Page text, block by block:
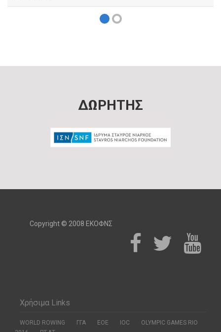
ΔΩΡΗΤΗΣ
Copyright © 2008 ΕΚΟΦΝΣ
Χρήσιμα Links
WORLD ROWING ΓΓΑ ΕΟΕ ΙΟC
OLYMPIC GAMES RIO